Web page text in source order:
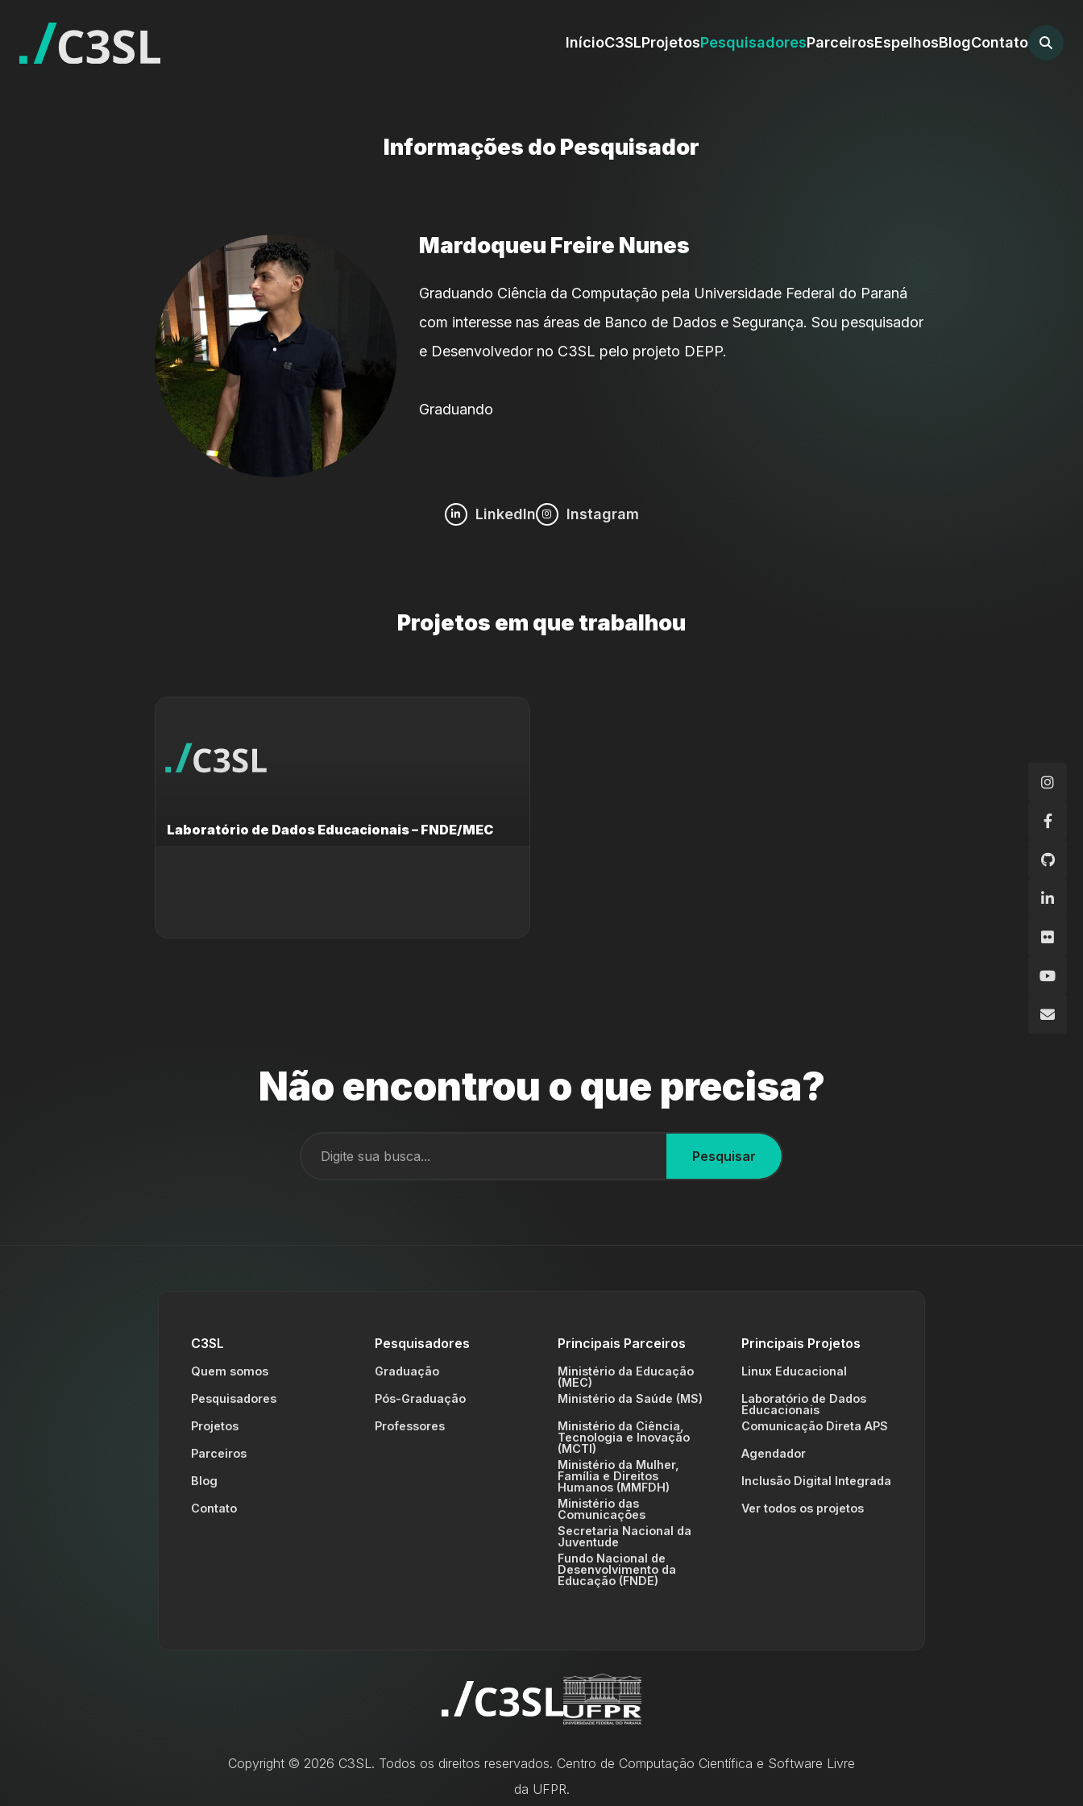
InícioC3SLProjetosPesquisadoresParceirosEspelhosBlogContato
Informações do Pesquisador
Mardoqueu Freire Nunes
Graduando
Graduando Ciência da Computação pela Universidade Federal do Paraná
com interesse nas áreas de Banco de Dados e Segurança. Sou pesquisador
e Desenvolvedor no C3SL pelo projeto DEPP.
LinkedIn Instagram
Projetos em que trabalhou
Laboratório de Dados Educacionais – FNDE/MEC
Não encontrou o que precisa?
Pesquisar
C3SL
Quem somos
Pesquisadores
Projetos
Parceiros
Blog
Contato
Pesquisadores
Graduação
Pós-Graduação
Professores
Principais Parceiros
Ministério da Educação
(MEC)
Ministério da Saúde (MS)
Ministério da Ciência,
Tecnologia e Inovação
(MCTI)
Ministério da Mulher,
Família e Direitos
Humanos (MMFDH)
Ministério das
Comunicações
Secretaria Nacional da
Juventude
Fundo Nacional de
Desenvolvimento da
Educação (FNDE)
Principais Projetos
Linux Educacional
Laboratório de Dados
Educacionais
Comunicação Direta APS
Agendador
Inclusão Digital Integrada
Ver todos os projetos
Copyright © 2026 C3SL. Todos os direitos reservados. Centro de Computação Científica e Software Livre
da UFPR.